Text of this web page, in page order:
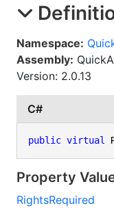
Namespace:
Assembly:
Version: 2.0.13
C#
public virtual
Property
RightsRequired